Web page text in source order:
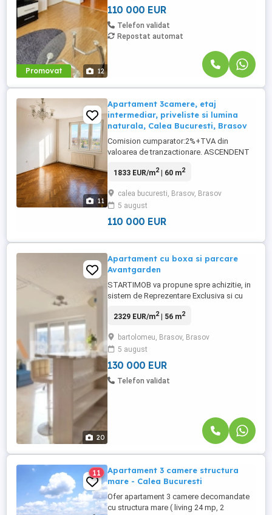
Promovat 12
anul 2010, bine întreținut și izolat termic.
110 000 EUR
Telefon validat
Repostat automat
11
Apartament 3camere, etaj
intermediar, priveliste si lumina
naturala, Calea Bucuresti, Brasov
Comision cumparator:2%+TVA din
valoarea de tranzactionare. ASCENDENT
apartament cu trei camere, situat pe Calea
pe o suprafata utila de 60mp, in structura
circulara, astfel: 2 dormitoare, living,
bucatarie, 2 holuri, baie, ...
1833 EUR/m2| 60 m2
calea bucuresti, Brasov, Brasov
5 august
110 000 EUR
20
Apartament cu boxa si parcare
Avantgarden
STARTIMOB va propune spre achizitie, in
sistem de Reprezentare Exclusiva si cu
un apartament mobilat si utilat, situat in
cartier Bartolomeu . Apartamentul este
situat la etajul 7 intr-un bloc finalizat in
2012 de tip ...
2329 EUR/m2| 56 m2
bartolomeu, Brasov, Brasov
5 august
130 000 EUR
Telefon validat
11
Apartament 3 camere structura
mare - Calea Bucuresti
Ofer apartament 3 camere decomandate
cu structura mare ( living 24 mp, 2